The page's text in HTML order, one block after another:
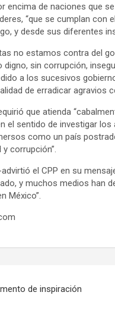
encima de naciones que
“que se cumplan
y desde sus diferentes
no estamos contra del
sin corrupción,
a los sucesivos
de erradicar agravios
que atienda
el sentido de investigar
como un país
corrupción”.
el CPP en su
y muchos medios han
México”.
de inspiración